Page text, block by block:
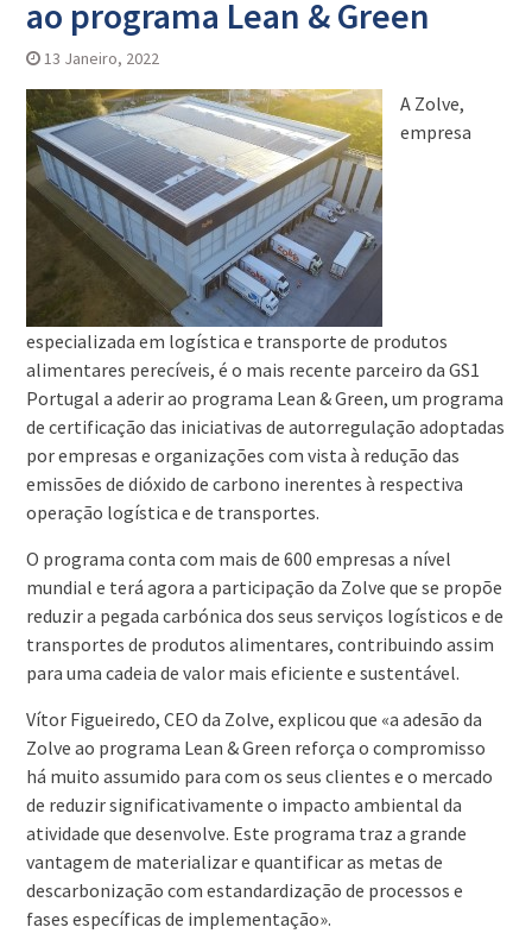
ao programa Lean & Green
13 Janeiro, 2022
A Zolve,
empresa
especializada em logística e transporte de produtos
alimentares perecíveis, é o mais recente parceiro da GS1
Portugal a aderir ao programa Lean & Green, um programa
de certificação das iniciativas de autorregulação adoptadas
por empresas e organizações com vista à redução das
emissões de dióxido de carbono inerentes à respectiva
operação logística e de transportes.
O programa conta com mais de 600 empresas a nível
mundial e terá agora a participação da Zolve que se propõe
reduzir a pegada carbónica dos seus serviços logísticos e de
transportes de produtos alimentares, contribuindo assim
para uma cadeia de valor mais eficiente e sustentável.
Vítor Figueiredo, CEO da Zolve, explicou que «a adesão da
Zolve ao programa Lean & Green reforça o compromisso
há muito assumido para com os seus clientes e o mercado
de reduzir significativamente o impacto ambiental da
atividade que desenvolve. Este programa traz a grande
vantagem de materializar e quantificar as metas de
descarbonização com estandardização de processos e
fases específicas de implementação».